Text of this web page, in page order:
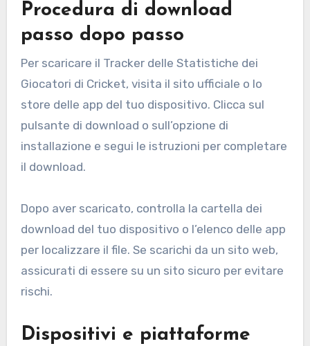
Procedura di download
passo dopo passo
Per scaricare il Tracker delle Statistiche dei
Giocatori di Cricket, visita il sito ufficiale o lo
store delle app del tuo dispositivo. Clicca sul
pulsante di download o sull’opzione di
installazione e segui le istruzioni per completare
il download.
Dopo aver scaricato, controlla la cartella dei
download del tuo dispositivo o l’elenco delle app
per localizzare il file. Se scarichi da un sito web,
assicurati di essere su un sito sicuro per evitare
rischi.
Dispositivi e piattaforme